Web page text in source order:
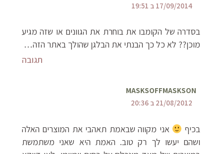
17/09/2014 ב 19:51
בסדרה של הקומבו את בוחרת את הגוונים או שזה מגיע
מוכן?? לא כל כך הבנתי את הבלגן שהולך באתר הזה…
תגובה
MASKSOFFMASKSON
21/08/2012 ב 20:36
בכיף
אני מקווה שבאמת תאהבי את המוצרים האלה
ושהם יעשו לך רק טוב. האמת היא שאני משתמשת